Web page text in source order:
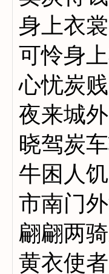
身上衣裳
可怜身
心忧炭贱
夜来城
晓驾炭
牛困人
市南门外
翩翩两
黄衣使者